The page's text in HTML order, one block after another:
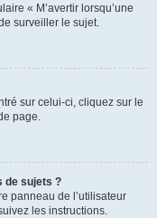
« M’avertir lorsqu’une
surveiller le sujet.
sur celui-ci, cliquez sur le
page.
de sujets ?
panneau de l’utilisateur
les instructions.